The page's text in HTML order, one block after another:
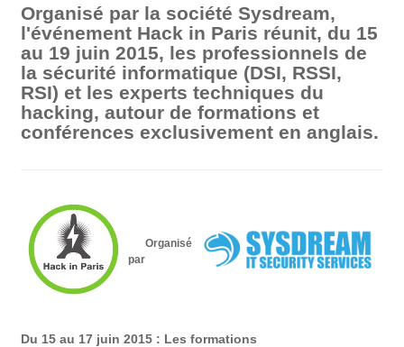
Organisé par la société Sysdream,
l'événement Hack in Paris réunit, du 15
au 19 juin 2015, les professionnels de
la sécurité informatique (DSI, RSSI,
RSI) et les experts techniques du
hacking, autour de formations et
conférences exclusivement en anglais.
Organisé
par
Du 15 au 17 juin 2015 : Les formations